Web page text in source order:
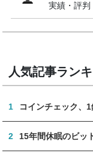
実績・評判
人気記事ラン
1 コインチェック、
2 15年間休眠のビッ